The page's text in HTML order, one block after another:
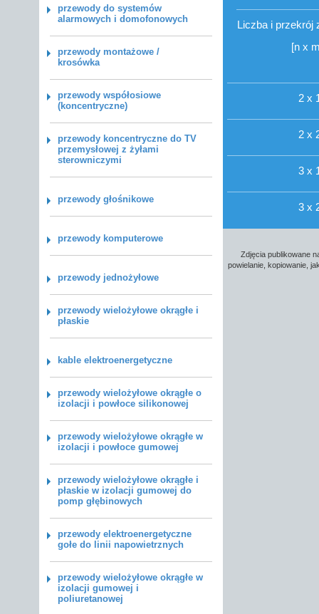
przewody do systemów
alarmowych i domofonowych
przewody montażowe /
krosówka
przewody współosiowe
(koncentryczne)
przewody koncentryczne do TV
przemysłowej z żyłami
sterowniczymi
przewody głośnikowe
przewody komputerowe
przewody jednożyłowe
przewody wielożyłowe okrągłe i
płaskie
kable elektroenergetyczne
przewody wielożyłowe okrągłe o
izolacji i powłoce silikonowej
przewody wielożyłowe okrągłe w
izolacji i powłoce gumowej
przewody wielożyłowe okrągłe i
płaskie w izolacji gumowej do
pomp głębinowych
przewody elektroenergetyczne
gołe do linii napowietrznych
przewody wielożyłowe okrągłe w
izolacji gumowej i
poliuretanowej
Liczba i przekrój
[n x
2 x
2 x
3 x
3 x
Zdjęcia publikowane
powielanie, kopiowanie,